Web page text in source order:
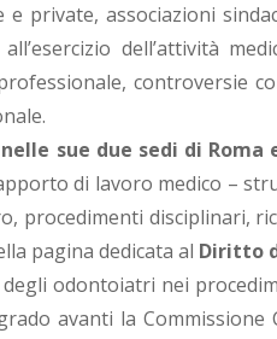
private, associazioni
dell’attività
controversie
sue due sedi di Roma
di lavoro medico –
procedimenti disciplinari,
pagina dedicata al Diritto
odontoiatri nei
avanti la Commissione